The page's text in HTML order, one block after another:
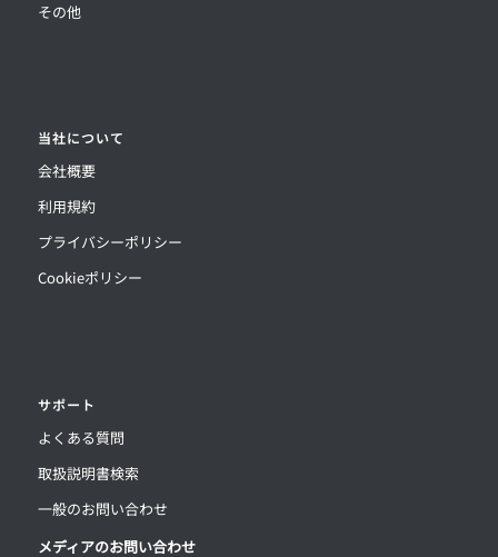
その他
当社について
会社概要
利用規約
プライバシーポリシー
Cookieポリシー
サポート
よくある質問
取扱説明書検索
一般のお問い合わせ
メディアのお問い合わせ